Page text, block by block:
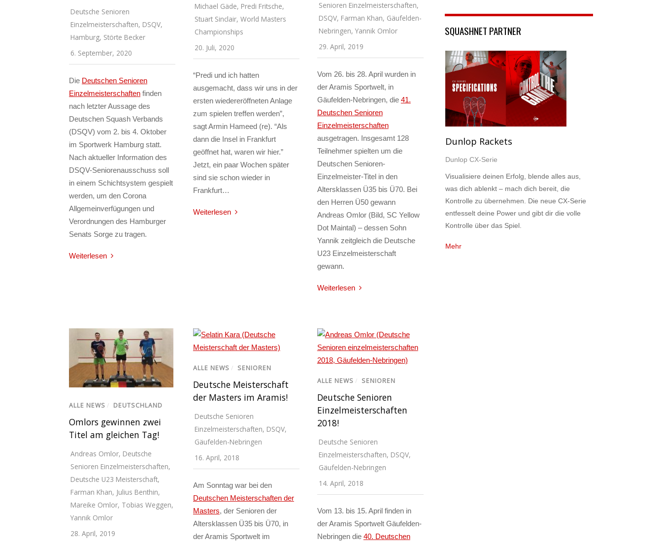
Deutsche Senioren
Einzelmeisterschaften, DSQV,
Hamburg, Störte Becker
6. September, 2020
Die Deutschen Senioren
Einzelmeisterschaften finden
nach letzter Aussage des
Deutschen Squash Verbands
(DSQV) vom 2. bis 4. Oktober
im Sportwerk Hamburg statt.
Nach aktueller Information des
DSQV-Seniorenausschuss soll
in einem Schichtsystem gespielt
werden, um den Corona
Allgemeinverfügungen und
Verordnungen des Hamburger
Senats Sorge zu tragen.
Weiterlesen
Michael Gäde, Predi Fritsche,
Stuart Sinclair, World Masters
Championships
20. Juli, 2020
“Predi und ich hatten
ausgemacht, dass wir uns in der
ersten wiedereröffneten Anlage
zum spielen treffen werden”,
sagt Armin Hameed (re). “Als
dann die Insel in Frankfurt
geöffnet hat, waren wir hier.”
Jetzt, ein paar Wochen später
sind sie schon wieder in
Frankfurt…
Weiterlesen
Senioren Einzelmeisterschaften,
DSQV, Farman Khan, Gäufelden-
Nebringen, Yannik Omlor
29. April, 2019
Vom 26. bis 28. April wurden in
der Aramis Sportwelt, in
Gäufelden-Nebringen, die 41.
Deutschen Senioren
Einzelmeisterschaften
ausgetragen. Insgesamt 128
Teilnehmer spielten um die
Deutschen Senioren-
Einzelmeister-Titel in den
Altersklassen Ü35 bis Ü70. Bei
den Herren Ü50 gewann
Andreas Omlor (Bild, SC Yellow
Dot Maintal) – dessen Sohn
Yannik zeitgleich die Deutsche
U23 Einzelmeisterschaft
gewann.
Weiterlesen
ALLE NEWS / DEUTSCHLAND
Omlors gewinnen zwei
Titel am gleichen Tag!
Andreas Omlor, Deutsche
Senioren Einzelmeisterschaften,
Deutsche U23 Meisterschaft,
Farman Khan, Julius Benthin,
Mareike Omlor, Tobias Weggen,
Yannik Omlor
28. April, 2019
ALLE NEWS / SENIOREN
Deutsche Meisterschaft
der Masters im Aramis!
Deutsche Senioren
Einzelmeisterschaften, DSQV,
Gäufelden-Nebringen
16. April, 2018
Am Sonntag war bei den
Deutschen Meisterschaften der
Masters, der Senioren der
Altersklassen Ü35 bis Ü70, in
der Aramis Sportwelt im
ALLE NEWS / SENIOREN
Deutsche Senioren
Einzelmeisterschaften
2018!
Deutsche Senioren
Einzelmeisterschaften, DSQV,
Gäufelden-Nebringen
14. April, 2018
Vom 13. bis 15. April finden in
der Aramis Sportwelt Gäufelden-
Nebringen die 40. Deutschen
SQUASHNET PARTNER
Dunlop Rackets
Dunlop CX-Serie
Visualisiere deinen Erfolg, blende alles aus,
was dich ablenkt – mach dich bereit, die
Kontrolle zu übernehmen. Die neue CX-Serie
entfesselt deine Power und gibt dir die volle
Kontrolle über das Spiel.
Mehr